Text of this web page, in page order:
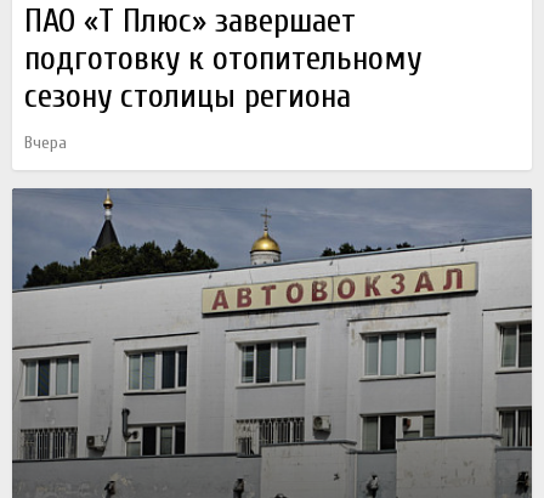
ПАО «Т Плюс» завершает
подготовку к отопительному
сезону столицы региона
Вчера